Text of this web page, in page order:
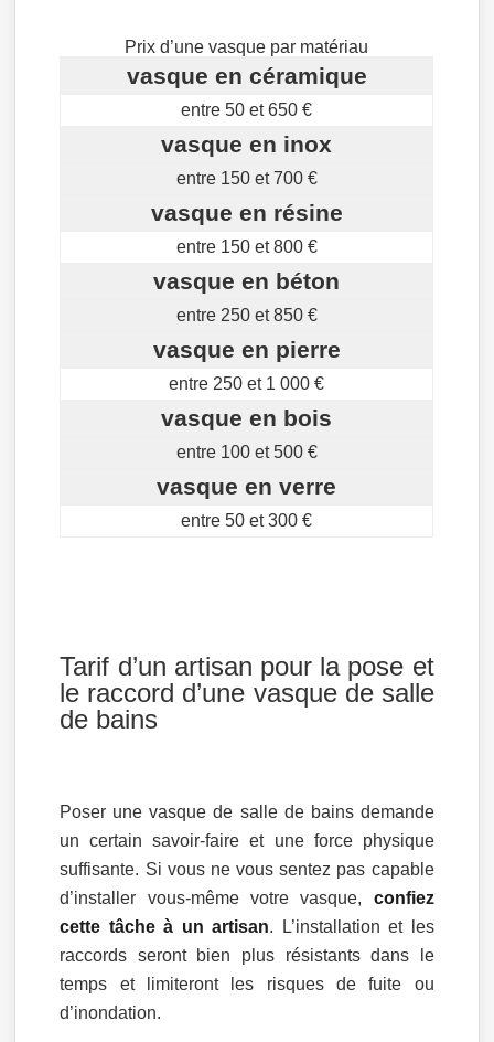
Prix d’une vasque par matériau
vasque en céramique
entre 50 et 650 €
vasque en inox
entre 150 et 700 €
vasque en résine
entre 150 et 800 €
vasque en béton
entre 250 et 850 €
vasque en pierre
entre 250 et 1 000 €
vasque en bois
entre 100 et 500 €
vasque en verre
entre 50 et 300 €
Tarif d’un artisan pour la pose et
le raccord d’une vasque de salle
de bains
Poser une vasque de salle de bains demande
un certain savoir-faire et une force physique
suffisante. Si vous ne vous sentez pas capable
d’installer vous-même votre vasque, confiez
cette tâche à un artisan. L’installation et les
raccords seront bien plus résistants dans le
temps et limiteront les risques de fuite ou
d’inondation.